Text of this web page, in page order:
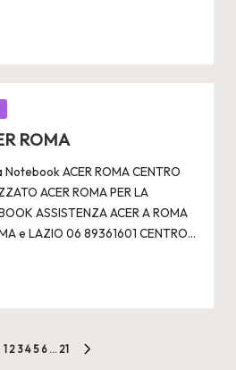
ROMA
Notebook ACER ROMA CENTRO
ACER ROMA PER LA
ASSISTENZA ACER A ROMA
e LAZIO 06 89361601 CENTRO…
1 2 3 4 5 6 … 21